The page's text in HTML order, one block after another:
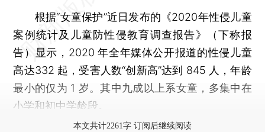
根据“女童保护”近日发布的《2020年性侵儿童
案例统计及儿童防性侵教育调查报告》（下称报
告）显示，2020 年全年媒体公开报道的性侵儿童
高达332 起，受害人数“创新高”达到 845 人，年龄
最小的仅为 1 岁。其中九成以上系女童，多集中在
小学和初中学龄段。
本文共计2261字 订阅后继续阅读